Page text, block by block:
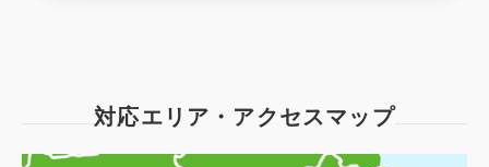
対応エリア・アクセスマップ